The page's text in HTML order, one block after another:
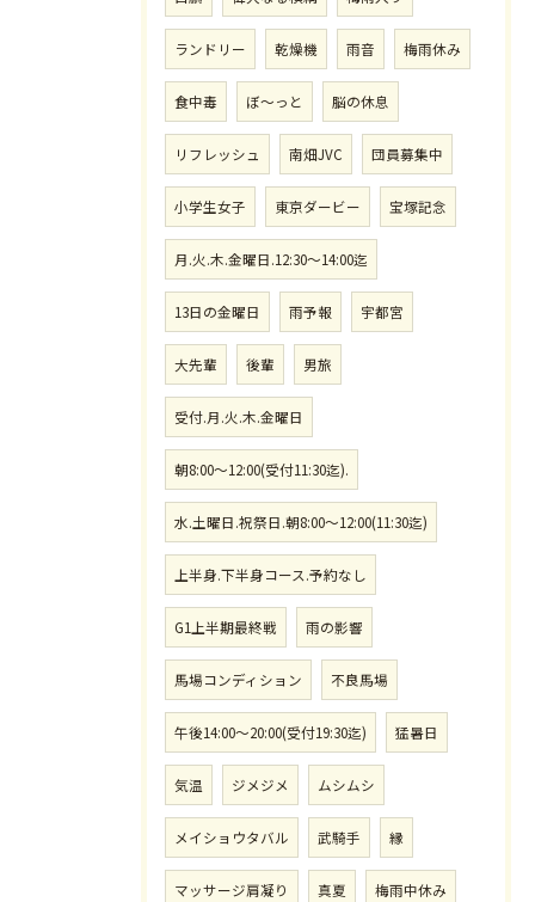
ランドリー 乾燥機 雨音 梅雨休み
食中毒 ぼ〜っと 脳の休息
リフレッシュ 南畑JVC 団員募集中
小学生女子 東京ダービー 宝塚記念
月.火.木.金曜日.12:30〜14:00迄
13日の金曜日 雨予報 宇都宮
大先輩 後輩 男旅
受付.月.火.木.金曜日
朝8:00〜12:00(受付11:30迄).
水.土曜日.祝祭日.朝8:00〜12:00(11:30迄)
上半身.下半身コース.予約なし
G1上半期最終戦 雨の影響
馬場コンディション 不良馬場
午後14:00〜20:00(受付19:30迄) 猛暑日
気温 ジメジメ ムシムシ
メイショウタバル 武騎手 縁
マッサージ肩凝り 真夏 梅雨中休み